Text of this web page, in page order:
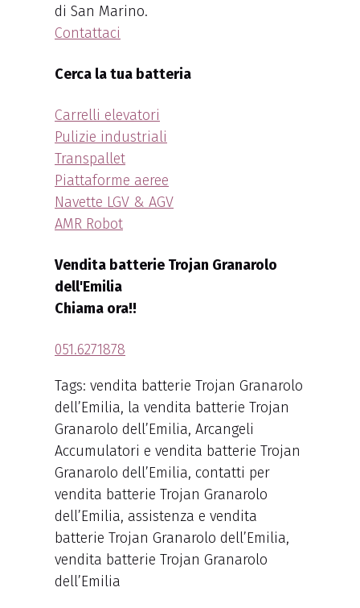
di San Marino.
Contattaci
Cerca la tua batteria
Carrelli elevatori
Pulizie industriali
Transpallet
Piattaforme aeree
Navette LGV & AGV
AMR Robot
Vendita batterie Trojan Granarolo
dell'Emilia
Chiama ora!!
051.6271878
Tags: vendita batterie Trojan Granarolo
dell’Emilia, la vendita batterie Trojan
Granarolo dell’Emilia, Arcangeli
Accumulatori e vendita batterie Trojan
Granarolo dell’Emilia, contatti per
vendita batterie Trojan Granarolo
dell’Emilia, assistenza e vendita
batterie Trojan Granarolo dell’Emilia,
vendita batterie Trojan Granarolo
dell’Emilia